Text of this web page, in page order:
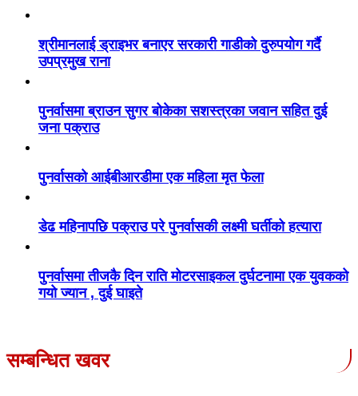
श्रीमानलाई ड्राइभर बनाएर सरकारी गाडीको दुरुपयोग गर्दै
उपप्रमुख राना
पुनर्वासमा ब्राउन सुगर बोकेका सशस्त्रका जवान सहित दुई
जना पक्राउ
पुनर्वासको आईबीआरडीमा एक महिला मृत फेला
डेढ महिनापछि पक्राउ परे पुनर्वासकी लक्ष्मी घर्तीको हत्यारा
पुनर्वासमा तीजकै दिन राति मोटरसाइकल दुर्घटनामा एक युवकको
गयो ज्यान , दुई घाइते
सम्बन्धित खवर